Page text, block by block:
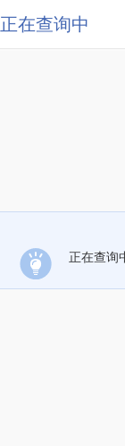
正在查询中
正在查询